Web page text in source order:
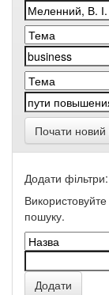
Почати
Додати фільтри:
пошуку.